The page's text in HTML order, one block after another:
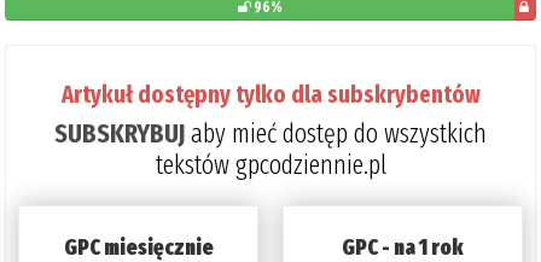
96%
Artykuł dostępny tylko dla subskrybentów
SUBSKRYBUJaby mieć dostęp do wszystkich
tekstów gpcodziennie.pl
GPC miesięcznie GPC - na 1 rok